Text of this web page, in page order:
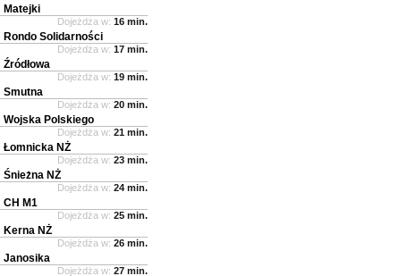
Matejki
Dojeżdża w: 16 min.
Rondo Solidarności
Dojeżdża w: 17 min.
Źródłowa
Dojeżdża w: 19 min.
Smutna
Dojeżdża w: 20 min.
Wojska Polskiego
Dojeżdża w: 21 min.
Łomnicka NŻ
Dojeżdża w: 23 min.
Śnieżna NŻ
Dojeżdża w: 24 min.
CH M1
Dojeżdża w: 25 min.
Kerna NŻ
Dojeżdża w: 26 min.
Janosika
Dojeżdża w: 27 min.